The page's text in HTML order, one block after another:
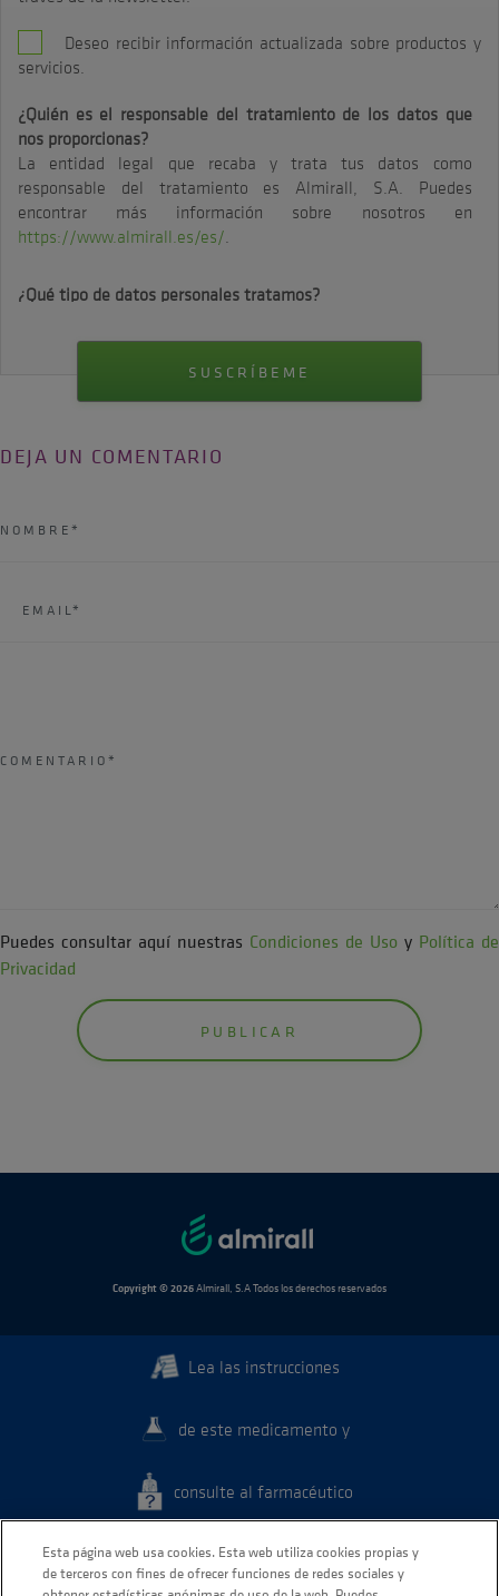
Deseo recibir información actualizada sobre productos y
servicios.
¿Quién es el responsable del tratamiento de los datos que
nos proporcionas?
La entidad legal que recaba y trata tus datos como
responsable del tratamiento es Almirall, S.A. Puedes
encontrar más información sobre nosotros en
https://www.almirall.es/es/.
¿Qué tipo de datos personales tratamos?
el proceso de registro.
¿Para qué finalidades tratamos tus datos?
newsletter.
Consentimiento del usuario.
personales?
DEJA UN COMENTARIO
Puedes consultar aquí nuestras Condiciones de Uso y Política de
Privacidad
Copyright © 2026Almirall, S.A Todos los derechos reservados
Lea las instrucciones
de este medicamento y
consulte al farmacéutico
Esta página web usa cookies. Esta web utiliza cookies propias y
de terceros con fines de ofrecer funciones de redes sociales y